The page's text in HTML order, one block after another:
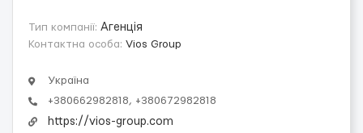
Тип компанії: Агенція
Контактна особа: Vios Group
Україна
+380662982818, +380672982818
https://vios-group.com